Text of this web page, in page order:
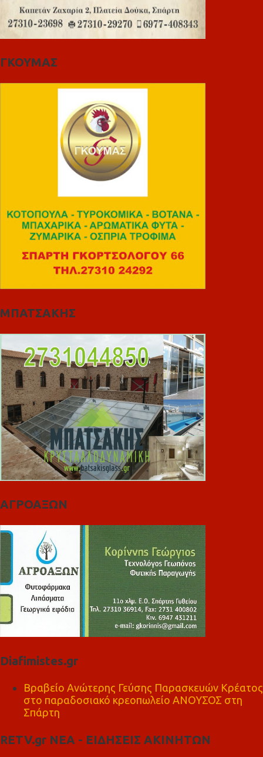
ΓΚΟΥΜΑΣ
ΜΠΑΤΣΑΚΗΣ
ΑΓΡΟΑΞΩΝ
Diafimistes.gr
Βραβείο Ανώτερης Γεύσης Παρασκευών Κρέατος
στο παραδοσιακό κρεοπωλείο ΑΝΟΥΣΟΣ στη
Σπάρτη
RETV.gr ΝΕΑ - ΕΙΔΗΣΕΙΣ ΑΚΙΝΗΤΩΝ